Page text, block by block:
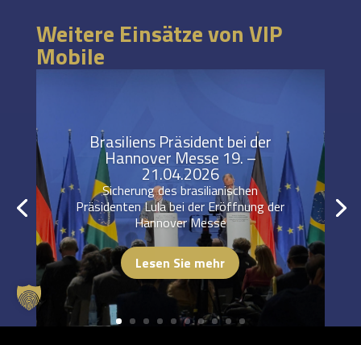
Weitere Einsätze von VIP
Mobile
Brasiliens Präsident bei der
Hannover Messe 19. –
21.04.2026
Sicherung des brasilianischen
Präsidenten Lula bei der Eröffnung der
Hannover Messe
Lesen Sie mehr